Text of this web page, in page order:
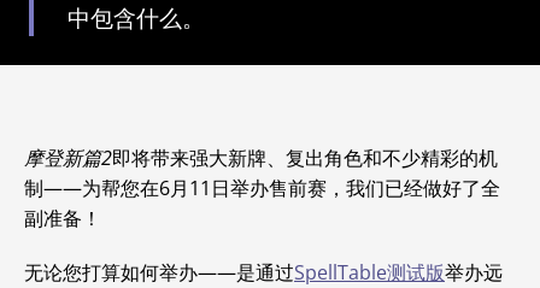
中包含什么。
摩登新篇2即将带来强大新牌、复出角色和不少精彩的机
制——为帮您在6月11日举办售前赛，我们已经做好了全
副准备！
无论您打算如何举办——是通过SpellTable测试版举办远